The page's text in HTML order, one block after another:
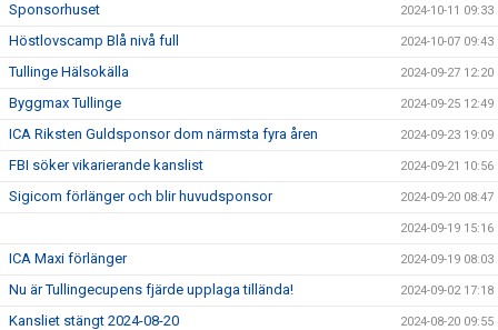
Sponsorhuset 2024-10-11 09:33
Höstlovscamp Blå nivå full 2024-10-07 09:43
Tullinge Hälsokälla 2024-09-27 12:20
Byggmax Tullinge 2024-09-25 12:49
ICA Riksten Guldsponsor dom närmsta fyra åren 2024-09-23 19:09
FBI söker vikarierande kanslist 2024-09-21 10:56
Sigicom förlänger och blir huvudsponsor 2024-09-20 08:47
2024-09-19 15:16
ICA Maxi förlänger 2024-09-19 08:03
Nu är Tullingecupens fjärde upplaga tillända! 2024-09-02 17:18
Kansliet stängt 2024-08-20 2024-08-20 09:55